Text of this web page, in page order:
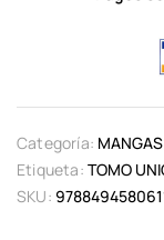
Categoría:
Etiqueta: TOMO
SKU: